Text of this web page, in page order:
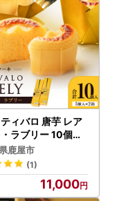
ます。
ップ申請書の到着
ます。
@trustbank.co.j
」「@ka
ルが受信できるよ
い。
ません。
、ワンストップ特
日から土日祝を除
類を添付の上、ご
ィバロ 唐芋 レア
ラブリー 10個入
001-01 菓子 ケー
鹿屋市
(1)
11,000